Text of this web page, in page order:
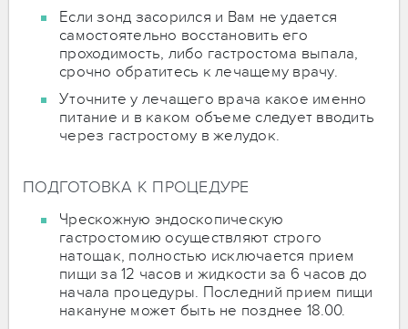
Если зонд засорился и Вам не удается
самостоятельно восстановить его
проходимость, либо гастростома выпала,
срочно обратитесь к лечащему врачу.
Уточните у лечащего врача какое именно
питание и в каком объеме следует вводить
через гастростому в желудок.
ПОДГОТОВКА К ПРОЦЕДУРЕ
Чрескожную эндоскопическую
гастростомию осуществляют строго
натощак, полностью исключается прием
пищи за 12 часов и жидкости за 6 часов до
начала процедуры. Последний прием пищи
накануне может быть не позднее 18.00.